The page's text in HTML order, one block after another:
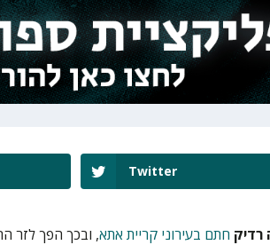
Twitter
רדיק חתם בעירוני קריית אתא, ובכך הפך לזר